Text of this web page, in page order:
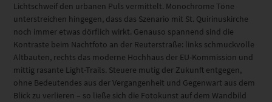
Lichtschweif den urbanen Puls vermittelt. Monochrome Töne
unterstreichen hingegen, dass das Szenario mit St. Quirinuskirche
noch immer etwas dörflich wirkt. Genauso spannend sind die
Kontraste beim Nachtfoto an der Reuterstraße: links schmuckvolle
Altbauten, rechts das moderne Hochhaus der EU-Kommission und
mittig rasante Light-Trails. Steuere mutig der Zukunft entgegen,
ohne Bedeutendes aus der Vergangenheit und Gegenwart aus dem
Blick zu verlieren – so ließe sich die Fotokunst auf dem Wandbild